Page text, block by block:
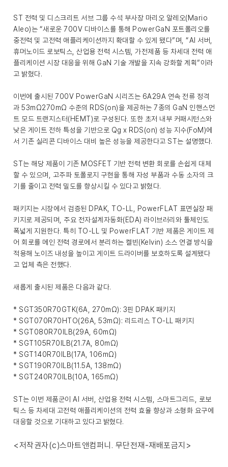
ST 전력 및 디스크리트 서브 그룹 수석 부사장 마리오 알레오(Mario
Aleo)는 “새로운 700V 디바이스를 통해 PowerGaN 포트폴리오를
중전력 및 고전력 애플리케이션까지 확대할 수 있게 됐다”며, “AI 서버,
휴머노이드 로보틱스, 산업용 전력 시스템, 가전제품 등 차세대 전력 애
플리케이션 시장 대응을 위해 GaN 기술 개발을 지속 강화할 계획”이라
고 밝혔다.
이번에 출시된 700V PowerGaN 시리즈는 6A29A 연속 전류 정격
과 53mΩ270mΩ 수준의 RDS(on)을 제공하는 7종의 GaN 인핸스먼
트 모드 트랜지스터(HEMT)로 구성된다. 또한 초저 내부 커패시턴스와
낮은 게이트 전하 특성을 기반으로 Qg x RDS(on) 성능 지수(FoM)에
서 기존 실리콘 디바이스 대비 높은 성능을 제공한다고 ST는 설명했다.
ST는 해당 제품이 기존 MOSFET 기반 전력 변환 회로를 손쉽게 대체
할 수 있으며, 고주파 토폴로지 구현을 통해 자성 부품과 수동 소자의 크
기를 줄이고 전력 밀도를 향상시킬 수 있다고 밝혔다.
패키지는 시장에서 검증된 DPAK, TO-LL, PowerFLAT 표면실장 패
키지로 제공되며, 주요 전자설계자동화(EDA) 라이브러리와 툴체인도
폭넓게 지원한다. 특히 TO-LL 및 PowerFLAT 기반 제품은 게이트 제
어 회로를 메인 전력 경로에서 분리하는 켈빈(Kelvin) 소스 연결 방식을
적용해 노이즈 내성을 높이고 게이트 드라이버를 보호하도록 설계됐다
고 업체 측은 전했다.
새롭게 출시된 제품은 다음과 같다.
* SGT350R70GTK(6A, 270mΩ): 3핀 DPAK 패키지
* SGT070R70HTO(26A, 53mΩ): 리드리스 TO-LL 패키지
* SGT080R70ILB(29A, 60mΩ)
* SGT105R70ILB(21.7A, 80mΩ)
* SGT140R70ILB(17A, 106mΩ)
* SGT190R70ILB(11.5A, 138mΩ)
* SGT240R70ILB(10A, 165mΩ)
ST는 이번 제품군이 AI 서버, 산업용 전력 시스템, 스마트그리드, 로보
틱스 등 차세대 고전력 애플리케이션의 전력 효율 향상과 소형화 요구에
대응할 것으로 기대하고 있다고 밝혔다.
<저작권자(c)스마트앤컴퍼니. 무단전재-재배포금지>